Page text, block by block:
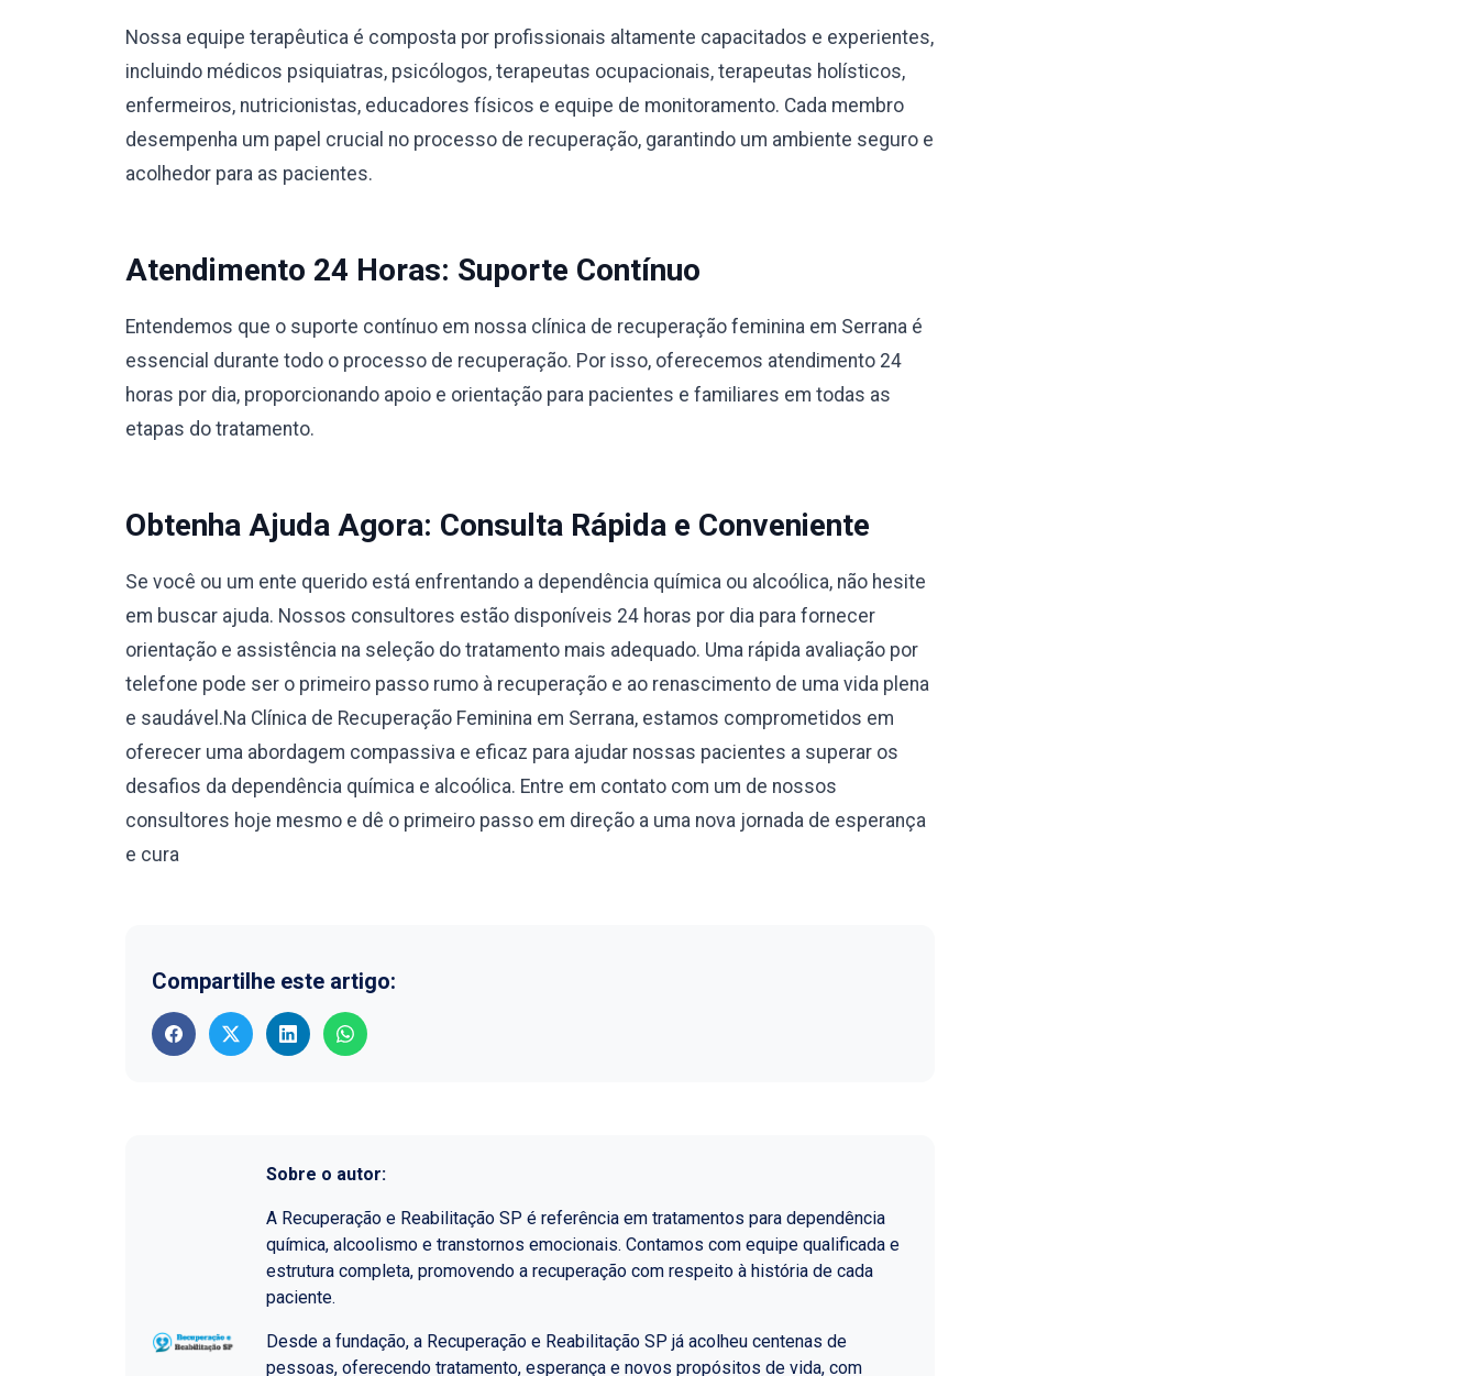
Nossa equipe terapêutica é composta por profissionais altamente capacitados e experientes,
incluindo médicos psiquiatras, psicólogos, terapeutas ocupacionais, terapeutas holísticos,
enfermeiros, nutricionistas, educadores físicos e equipe de monitoramento. Cada membro
desempenha um papel crucial no processo de recuperação, garantindo um ambiente seguro e
acolhedor para as pacientes.
Atendimento 24 Horas: Suporte Contínuo
Entendemos que o suporte contínuo em nossa clínica de recuperação feminina em Serrana é
essencial durante todo o processo de recuperação. Por isso, oferecemos atendimento 24
horas por dia, proporcionando apoio e orientação para pacientes e familiares em todas as
etapas do tratamento.
Obtenha Ajuda Agora: Consulta Rápida e Conveniente
Se você ou um ente querido está enfrentando a dependência química ou alcoólica, não hesite
em buscar ajuda. Nossos consultores estão disponíveis 24 horas por dia para fornecer
orientação e assistência na seleção do tratamento mais adequado. Uma rápida avaliação por
telefone pode ser o primeiro passo rumo à recuperação e ao renascimento de uma vida plena
e saudável.Na Clínica de Recuperação Feminina em Serrana, estamos comprometidos em
oferecer uma abordagem compassiva e eficaz para ajudar nossas pacientes a superar os
desafios da dependência química e alcoólica. Entre em contato com um de nossos
consultores hoje mesmo e dê o primeiro passo em direção a uma nova jornada de esperança
e cura
Compartilhe este artigo:
Sobre o autor:
A Recuperação e Reabilitação SP é referência em tratamentos para dependência
química, alcoolismo e transtornos emocionais. Contamos com equipe qualificada e
estrutura completa, promovendo a recuperação com respeito à história de cada
paciente.
Desde a fundação, a Recuperação e Reabilitação SP já acolheu centenas de
pessoas, oferecendo tratamento, esperança e novos propósitos de vida, com